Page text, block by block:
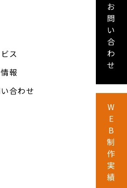
ス
報
合わせ
お
問
い
合
わ
せ
W
E
B
制
作
実
績